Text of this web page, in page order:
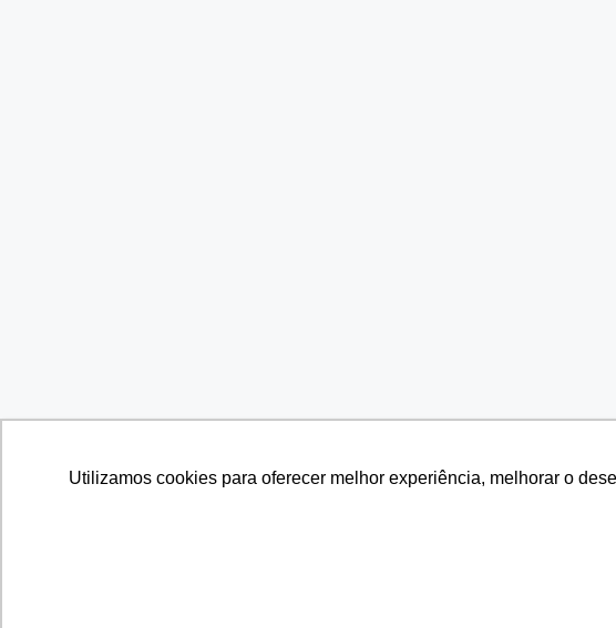
Utilizamos cookies para oferecer melhor experiência, melhorar o
Utilizamos cookies para oferecer melhor experiência, melhorar o